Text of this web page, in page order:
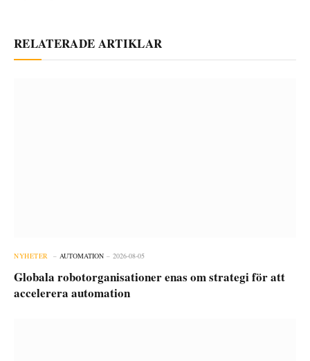
RELATERADE ARTIKLAR
NYHETER AUTOMATION 2026-08-05
Globala robotorganisationer enas om strategi för att
accelerera automation